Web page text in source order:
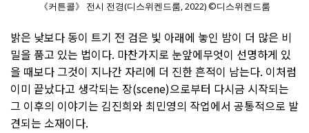
《커튼콜》 전시 전경(디스위켄드룸, 2022) ©디스위켄드룸
밝은 낮보다 동이 트기 전 검은 빛 아래에 놓인 밤이 더 많은 비
밀을 품고 있는 법이다. 마찬가지로 눈앞에무엇이 선명하게 있
을 때보다 그것이 지나간 자리에 더 진한 흔적이 남는다. 이처럼
이미 끝났다고 생각되는 장(scene)으로부터 다시금 시작되는
그 이후의 이야기는 김진희와 최민영의 작업에서 공통적으로 발
견되는 소재이다.